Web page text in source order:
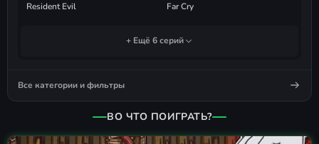
Resident Evil Far Cry
+ Ещё 6 серий
Все категории и фильтры
ВО ЧТО ПОИГРАТЬ?